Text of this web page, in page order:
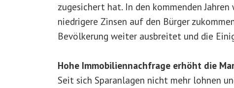
zugesichert hat. In den kommenden
niedrigere Zinsen auf den Bürger
Bevölkerung weiter ausbreitet und die
Hohe Immobiliennachfrage erhöht die
Seit sich Sparanlagen nicht mehr lohnen